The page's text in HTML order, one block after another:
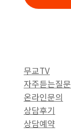
무교TV
자주듣는질문
온라인문의
상담후기
상담예약